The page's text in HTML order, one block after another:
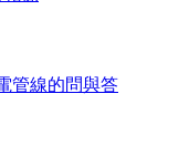
管線的問與答